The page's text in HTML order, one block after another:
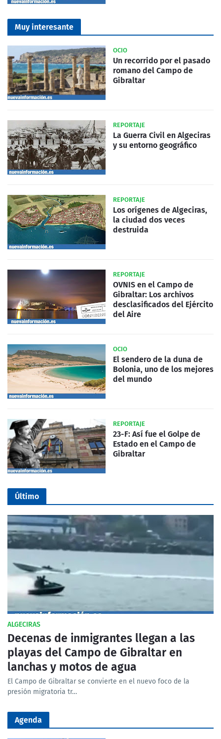
Muy interesante
OCIO
Un recorrido por el pasado
romano del Campo de
Gibraltar
REPORTAJE
La Guerra Civil en Algeciras
y su entorno geográfico
REPORTAJE
Los orígenes de Algeciras,
la ciudad dos veces
destruida
REPORTAJE
OVNIS en el Campo de
Gibraltar: Los archivos
desclasificados del Ejército
del Aire
OCIO
El sendero de la duna de
Bolonia, uno de los mejores
del mundo
REPORTAJE
23-F: Así fue el Golpe de
Estado en el Campo de
Gibraltar
Último
ALGECIRAS
Decenas de inmigrantes llegan a las
playas del Campo de Gibraltar en
lanchas y motos de agua
El Campo de Gibraltar se convierte en el nuevo foco de la
presión migratoria tr…
Agenda